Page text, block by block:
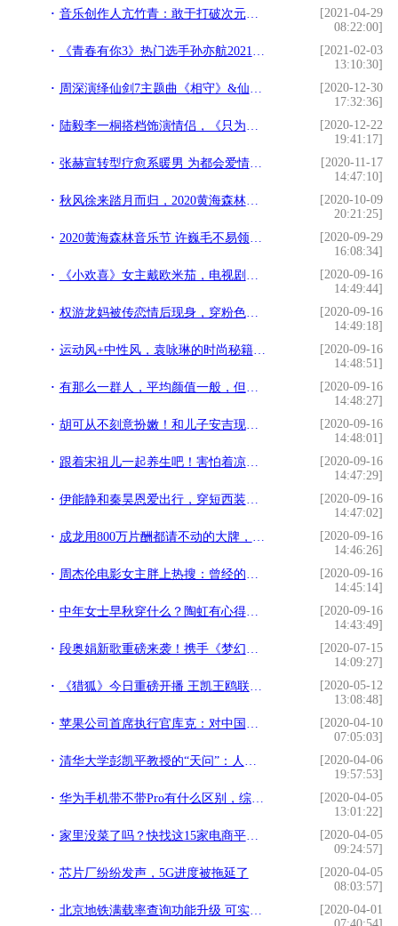
音乐创作人亢竹青：敢于打破次元壁，重塑音乐新形态
[2021-04-29
08:22:00]
《青春有你3》热门选手孙亦航2021新歌首发， 顺势而行发掘多面的自己
[2021-02-03
13:10:30]
周深演绎仙剑7主题曲《相守》&仙剑25周年纪念MV，后会有七
[2020-12-30
17:32:36]
陆毅李一桐搭档饰演情侣，《只为那一刻与你相见》定档11月28日
[2020-12-22
19:41:17]
张赫宣转型疗愈系暖男 为都会爱情故事代言发声
[2020-11-17
14:47:10]
秋风徐来踏月而归，2020黄海森林音乐节圆满落幕
[2020-10-09
20:21:25]
2020黄海森林音乐节 许巍毛不易领衔豪华乐队阵容
[2020-09-29
16:08:34]
《小欢喜》女主戴欧米茄，电视剧中产们戴什么表？
[2020-09-16
14:49:44]
权游龙妈被传恋情后现身，穿粉色卫衣少女感十足，2万元包包抢镜
[2020-09-16
14:49:18]
运动风+中性风，袁咏琳的时尚秘籍偷偷告诉你
[2020-09-16
14:48:51]
有那么一群人，平均颜值一般，但一起走来很帅。
[2020-09-16
14:48:27]
胡可从不刻意扮嫩！和儿子安吉现身机场，穿着朴素也藏不住气质
[2020-09-16
14:48:01]
跟着宋祖儿一起养生吧！害怕着凉直接露内搭，不但不俗反而更时髦
[2020-09-16
14:47:29]
伊能静和秦昊恩爱出行，穿短西装又帅又美，看不出大老公10岁
[2020-09-16
14:47:02]
成龙用800万片酬都请不动的大牌，陈思诚却只拿出了10万？
[2020-09-16
14:46:26]
周杰伦电影女主胖上热搜：曾经的骨感美人如今竟胖到认不出了
[2020-09-16
14:45:14]
中年女士早秋穿什么？陶虹有心得，衬衫配半身裙优雅甜美，很减龄
[2020-09-16
14:43:49]
段奥娟新歌重磅来袭！携手《梦幻花园》感受文化传承
[2020-07-15
14:09:27]
《猎狐》今日重磅开播 王凯王鸥联手追逃致敬经侦英雄
[2020-05-12
13:08:48]
苹果公司首席执行官库克：对中国控制住新冠肺炎疫情非常乐观
[2020-04-10
07:05:03]
清华大学彭凯平教授的“天问”：人工智能时代，孩子还有饭吃吗？
[2020-04-06
19:57:53]
华为手机带不带Pro有什么区别，综合来看，哪一个的性价比高？
[2020-04-05
13:01:22]
家里没菜了吗？快找这15家电商平台，有详细攻略
[2020-04-05
09:24:57]
芯片厂纷纷发声，5G进度被拖延了
[2020-04-05
08:03:57]
北京地铁满载率查询功能升级 可实时显示车厢满载率
[2020-04-01